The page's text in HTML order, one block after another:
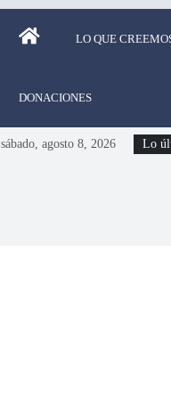
LO QUE
DONACIONES
sábado, agosto 8, 2026 Lo